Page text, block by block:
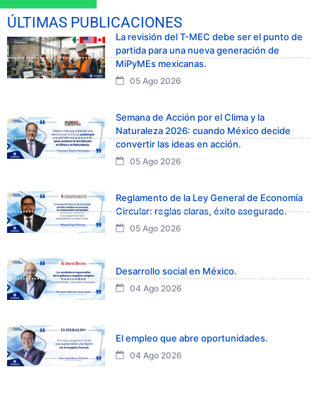
ÚLTIMAS PUBLICACIONES
La revisión del T-MEC debe ser el punto de
partida para una nueva generación de
MiPyMEs mexicanas.
05 Ago 2026
Semana de Acción por el Clima y la
Naturaleza 2026: cuando México decide
convertir las ideas en acción.
05 Ago 2026
Reglamento de la Ley General de Economía
Circular: reglas claras, éxito asegurado.
05 Ago 2026
Desarrollo social en México.
04 Ago 2026
El empleo que abre oportunidades.
04 Ago 2026